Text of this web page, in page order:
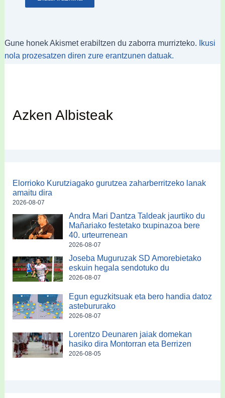
Gune honek Akismet erabiltzen du zaborra murrizteko.
Ikusi
nola prozesatzen diren zure erantzunen datuak.
Azken Albisteak
Elorrioko Kurutziagako gurutzea zaharberritzeko lanak
amaitu dira
2026-08-07
Andra Mari Dantza Taldeak jaurtiko du
Mañariako festetako txupinazoa bere
40. urteurrenean
2026-08-07
Joseba Muguruzak SD Amorebietako
eskuin hegala sendotuko du
2026-08-07
Egun eguzkitsuak eta bero handia datoz
astebururako
2026-08-07
Lorentzo Deunaren jaiak domekan
hasiko dira Montorran eta Berrizen
2026-08-05